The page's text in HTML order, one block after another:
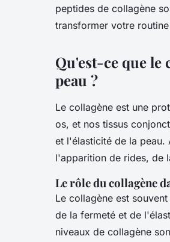
peptides de collagène
transformer votre
Qu'est-ce que
peau ?
Le collagène est une
os, et nos tissus
et l'élasticité de la peau.
l'apparition de rides, de
Le rôle du collagène
Le collagène est
de la fermeté et de
niveaux de collagène